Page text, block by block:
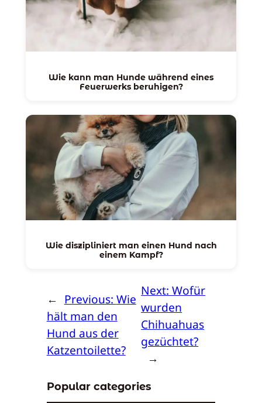
Wie kann man Hunde während eines
Feuerwerks beruhigen?
Wie diszipliniert man einen Hund nach
einem Kampf?
← Previous: Wie
hält man den
Hund aus der
Katzentoilette?
Next:Wofür
wurden
Chihuahuas
gezüchtet?
→
Popular categories